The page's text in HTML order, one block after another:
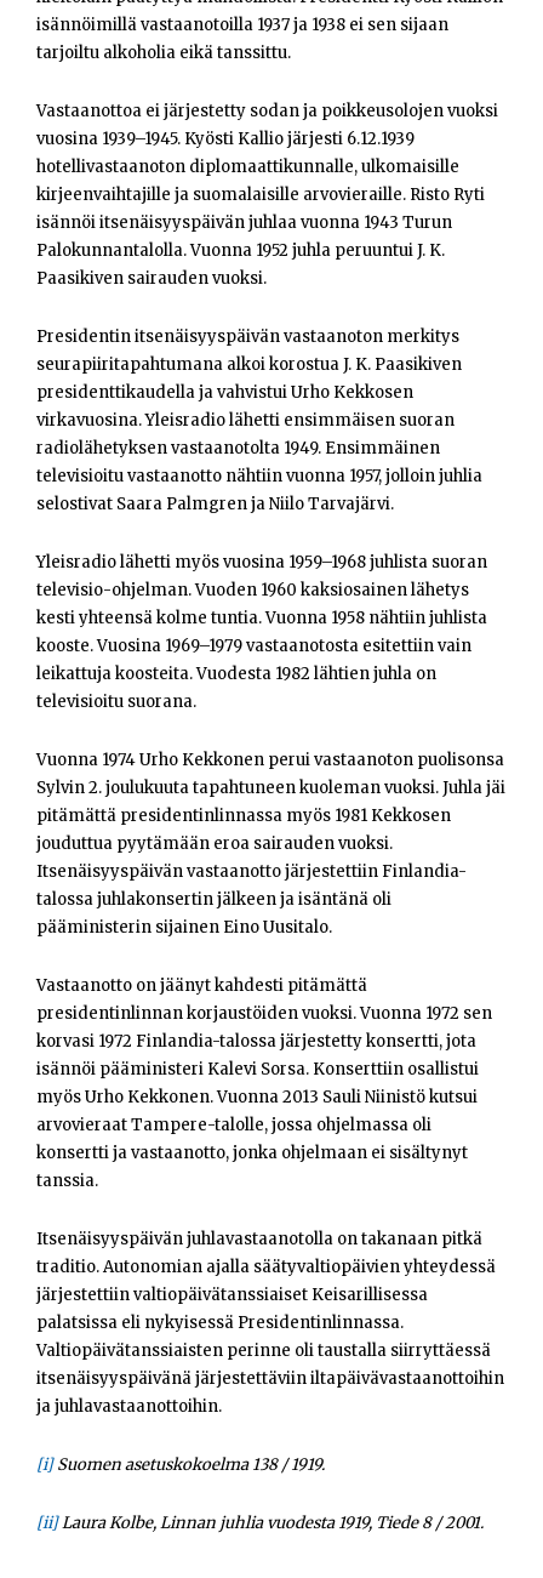
isännöimillä vastaanotoilla 1937 ja 1938 ei sen sijaan
tarjoiltu alkoholia eikä tanssittu.
Vastaanottoa ei järjestetty sodan ja poikkeusolojen vuoksi
vuosina 1939–1945. Kyösti Kallio järjesti 6.12.1939
hotellivastaanoton diplomaattikunnalle, ulkomaisille
kirjeenvaihtajille ja suomalaisille arvovieraille. Risto Ryti
isännöi itsenäisyyspäivän juhlaa vuonna 1943 Turun
Palokunnantalolla. Vuonna 1952 juhla peruuntui J. K.
Paasikiven sairauden vuoksi.
Presidentin itsenäisyyspäivän vastaanoton merkitys
seurapiiritapahtumana alkoi korostua J. K. Paasikiven
presidenttikaudella ja vahvistui Urho Kekkosen
virkavuosina. Yleisradio lähetti ensimmäisen suoran
radiolähetyksen vastaanotolta 1949. Ensimmäinen
televisioitu vastaanotto nähtiin vuonna 1957, jolloin juhlia
selostivat Saara Palmgren ja Niilo Tarvajärvi.
Yleisradio lähetti myös vuosina 1959–1968 juhlista suoran
televisio-ohjelman. Vuoden 1960 kaksiosainen lähetys
kesti yhteensä kolme tuntia. Vuonna 1958 nähtiin juhlista
kooste. Vuosina 1969–1979 vastaanotosta esitettiin vain
leikattuja koosteita. Vuodesta 1982 lähtien juhla on
televisioitu suorana.
Vuonna 1974 Urho Kekkonen perui vastaanoton puolisonsa
Sylvin 2. joulukuuta tapahtuneen kuoleman vuoksi. Juhla jäi
pitämättä presidentinlinnassa myös 1981 Kekkosen
jouduttua pyytämään eroa sairauden vuoksi.
Itsenäisyyspäivän vastaanotto järjestettiin Finlandia-
talossa juhlakonsertin jälkeen ja isäntänä oli
pääministerin sijainen Eino Uusitalo.
Vastaanotto on jäänyt kahdesti pitämättä
presidentinlinnan korjaustöiden vuoksi. Vuonna 1972 sen
korvasi 1972 Finlandia-talossa järjestetty konsertti, jota
isännöi pääministeri Kalevi Sorsa. Konserttiin osallistui
myös Urho Kekkonen. Vuonna 2013 Sauli Niinistö kutsui
arvovieraat Tampere-talolle, jossa ohjelmassa oli
konsertti ja vastaanotto, jonka ohjelmaan ei sisältynyt
tanssia.
Itsenäisyyspäivän juhlavastaanotolla on takanaan pitkä
traditio. Autonomian ajalla säätyvaltiopäivien yhteydessä
järjestettiin valtiopäivätanssiaiset Keisarillisessa
palatsissa eli nykyisessä Presidentinlinnassa.
Valtiopäivätanssiaisten perinne oli taustalla siirryttäessä
itsenäisyyspäivänä järjestettäviin iltapäivävastaanottoihin
ja juhlavastaanottoihin.
[i]Suomen asetuskokoelma 138 / 1919.
[ii]Laura Kolbe, Linnan juhlia vuodesta 1919, Tiede 8 / 2001.